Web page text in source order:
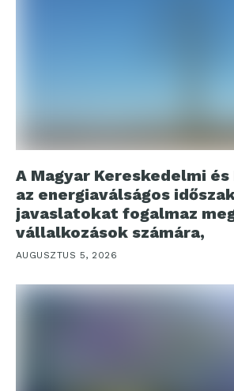
A Magyar Kereskedelmi
az energiaválságos
javaslatokat fogalmaz
vállalkozások számára,
AUGUSZTUS 5, 2026